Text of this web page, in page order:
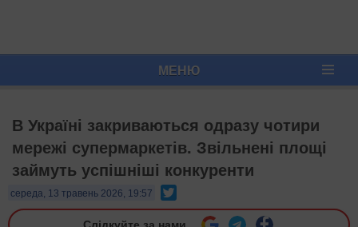
МЕНЮ
В Україні закриваються одразу чотири
мережі супермаркетів. Звільнені площі
займуть успішніші конкуренти
середа, 13 травень 2026, 19:57